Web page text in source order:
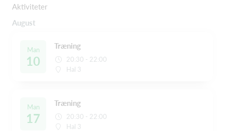
Aktiviteter
August
Man
10
Træning
20:30 - 22:00
Hal 3
Man
17
Træning
20:30 - 22:00
Hal 3